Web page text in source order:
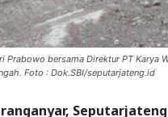
bersama Direktur PT
Foto : Dok.SBI/seputarjateng.id